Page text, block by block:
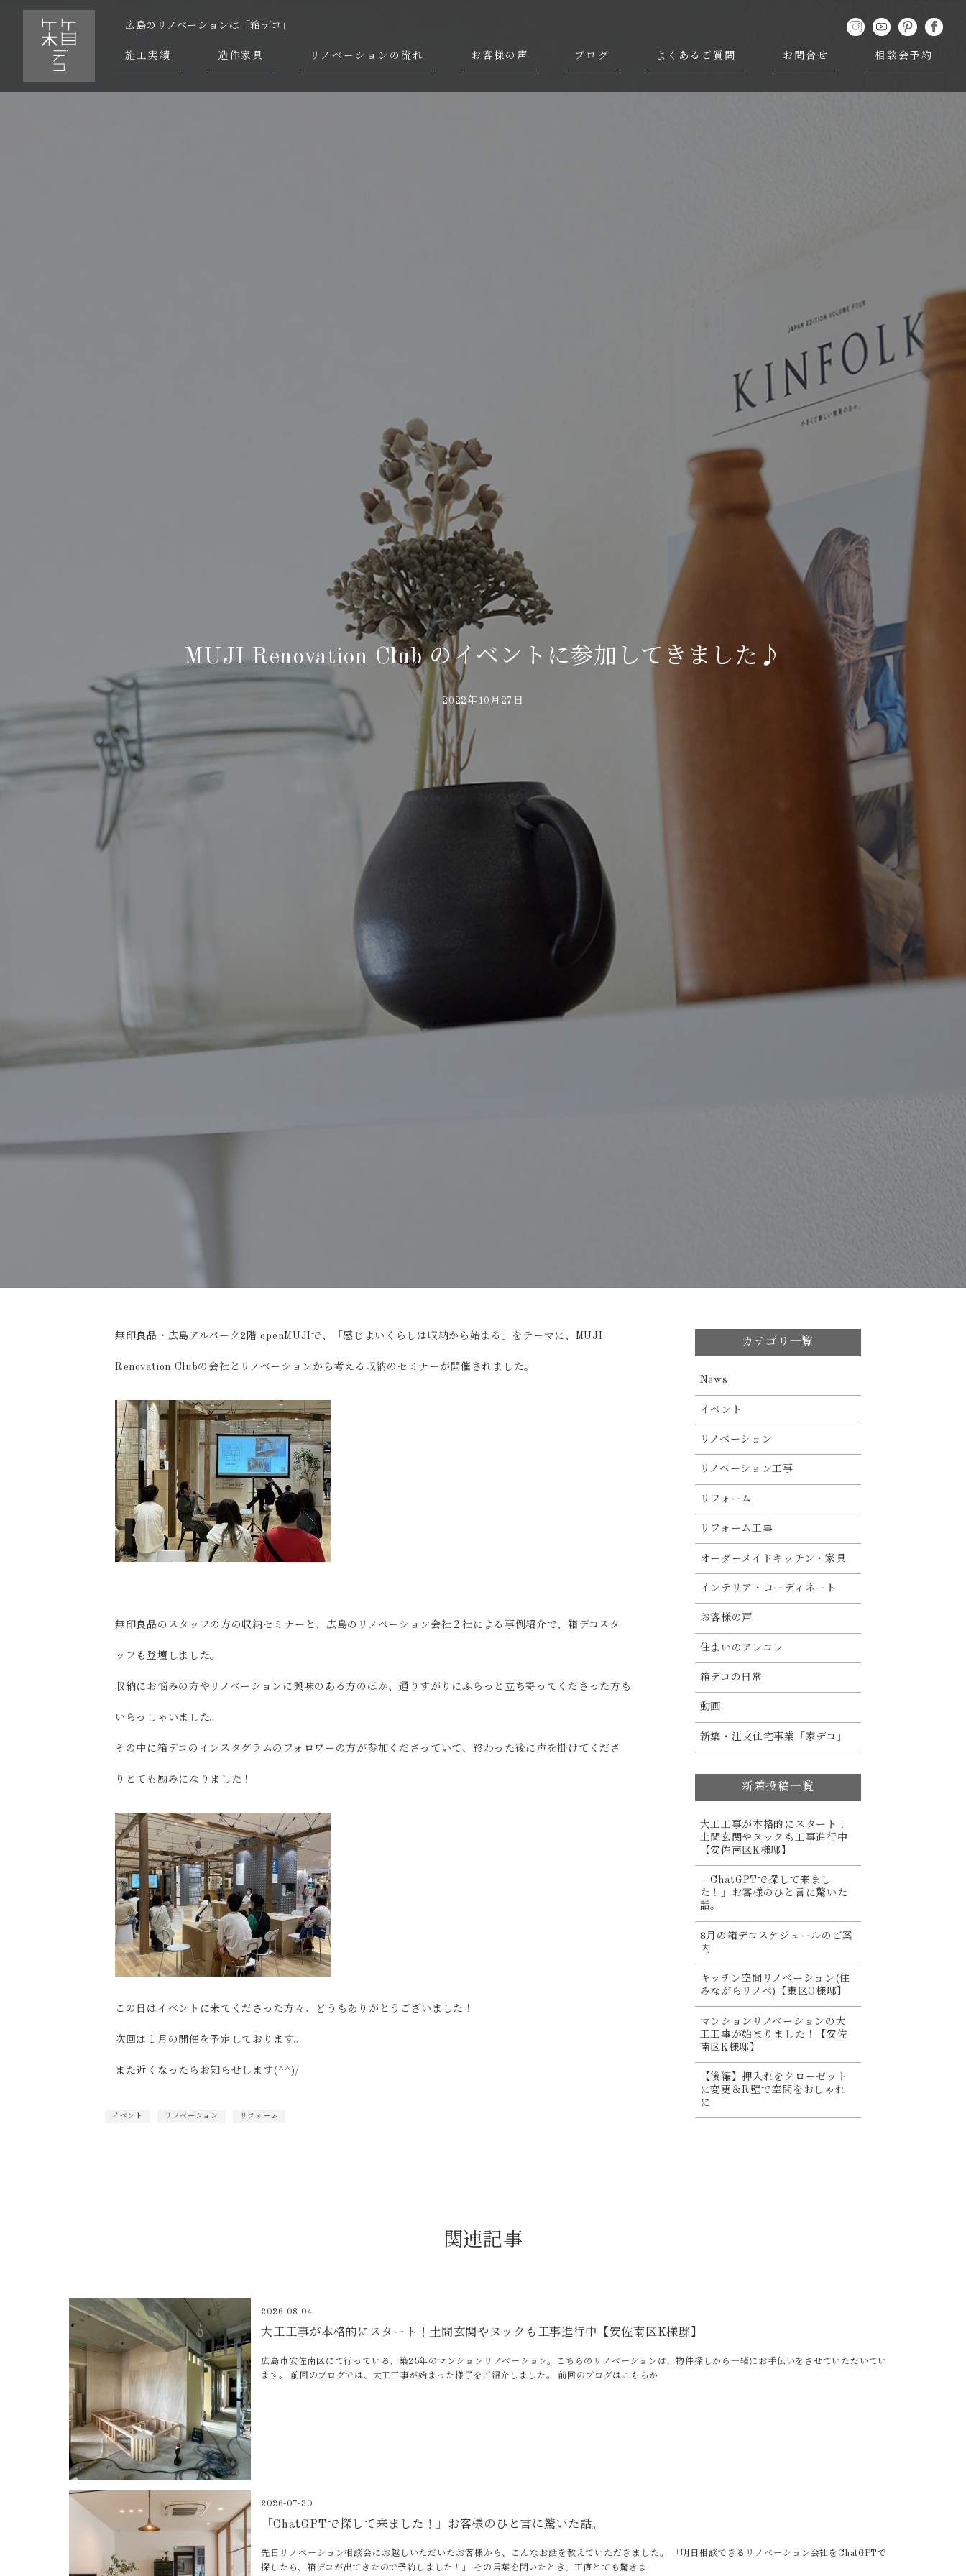
広島のリノベーションは「箱デコ」
施工実績 造作家具 リノベーションの流れ お客様の声 ブログ よくあるご質問 お問合せ 相談会予約
MUJI Renovation Club のイベントに参加してきました♪
2022年10月27日
無印良品・広島アルパーク2階 openMUJIで、「感じよいくらしは収納から始まる」をテーマに、MUJI
Renovation Clubの会社とリノベーションから考える収納のセミナーが開催されました。
無印良品のスタッフの方の収納セミナーと、広島のリノベーション会社２社による事例紹介で、箱デコスタ
ッフも登壇しました。
収納にお悩みの方やリノベーションに興味のある方のほか、通りすがりにふらっと立ち寄ってくださった方も
いらっしゃいました。
その中に箱デコのインスタグラムのフォロワーの方が参加くださっていて、終わった後に声を掛けてくださ
りとても励みになりました！
この日はイベントに来てくださった方々、どうもありがとうございました！
次回は１月の開催を予定しております。
また近くなったらお知らせします(^^)/
イベント リノベーション リフォーム
カテゴリ一覧
News
イベント
リノベーション
リノベーション工事
リフォーム
リフォーム工事
オーダーメイドキッチン・家具
インテリア・コーディネート
お客様の声
住まいのアレコレ
箱デコの日常
動画
新築・注文住宅事業「家デコ」
新着投稿一覧
大工工事が本格的にスタート！
土間玄関やヌックも工事進行中
【安佐南区K様邸】
「ChatGPTで探して来まし
た！」お客様のひと言に驚いた
話。
8月の箱デコスケジュールのご案
内
キッチン空間リノベーション(住
みながらリノベ)【東区O様邸】
マンションリノベーションの大
工工事が始まりました！【安佐
南区K様邸】
【後編】押入れをクローゼット
に変更＆R壁で空間をおしゃれ
に
関連記事
2026-08-04
大工工事が本格的にスタート！土間玄関やヌックも工事進行中【安佐南区K様邸】
広島市安佐南区にて行っている、築25年のマンションリノベーション。こちらのリノベーションは、物件探しから一緒にお手伝いをさせていただいてい
ます。 前回のブログでは、大工工事が始まった様子をご紹介しました。 前回のブログはこちらか
2026-07-30
「ChatGPTで探して来ました！」お客様のひと言に驚いた話。
先日リノベーション相談会にお越しいただいたお客様から、こんなお話を教えていただきました。 「明日相談できるリノベーション会社をChatGPTで
探したら、箱デコが出てきたので予約しました！」 その言葉を聞いたとき、正直とても驚きま